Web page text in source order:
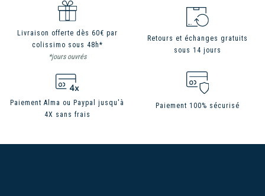
Livraison offerte dès 60€ par
colissimo sous 48h*
*jours ouvrés
Retours et échanges gratuits
sous 14 jours
Paiement Alma ou Paypal jusqu'à
4X sans frais
Paiement 100% sécurisé